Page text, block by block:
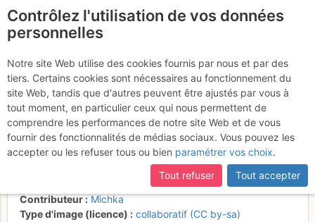
Un bout de la paroi
des sources avec le beau
dièdre "d'Aïcha"
9 oct. 2012 10:22
Contributeur
Michka
Type d'image (licence)
collaboratif (CC by-sa)
Contrôlez l'utilisation de vos données
personnelles
Notre site Web utilise des cookies fournis par nous et par des
tiers. Certains cookies sont nécessaires au fonctionnement du
site Web, tandis que d'autres peuvent être ajustés par vous à
tout moment, en particulier ceux qui nous permettent de
comprendre les performances de notre site Web et de vous
fournir des fonctionnalités de médias sociaux. Vous pouvez les
accepter ou les refuser tous ou bien paramétrer vos choix.
Tout refuser
Tout accepter